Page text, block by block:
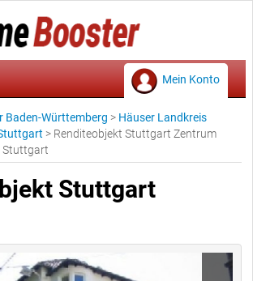
Mein Konto
Baden-Württemberg > Häuser Landkreis
> Renditeobjekt Stuttgart Zentrum
Stuttgart
Stuttgart